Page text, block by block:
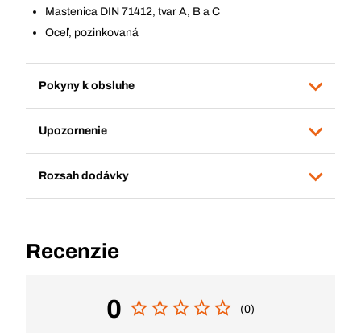
Mastenica DIN 71412, tvar A, B a C
Oceľ, pozinkovaná
Pokyny k obsluhe
Upozornenie
Rozsah dodávky
Recenzie
0 (0)